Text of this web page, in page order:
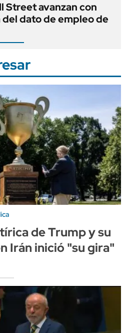
Street avanzan con
del dato de empleo de
de Trump y su
Irán inició "su gira"